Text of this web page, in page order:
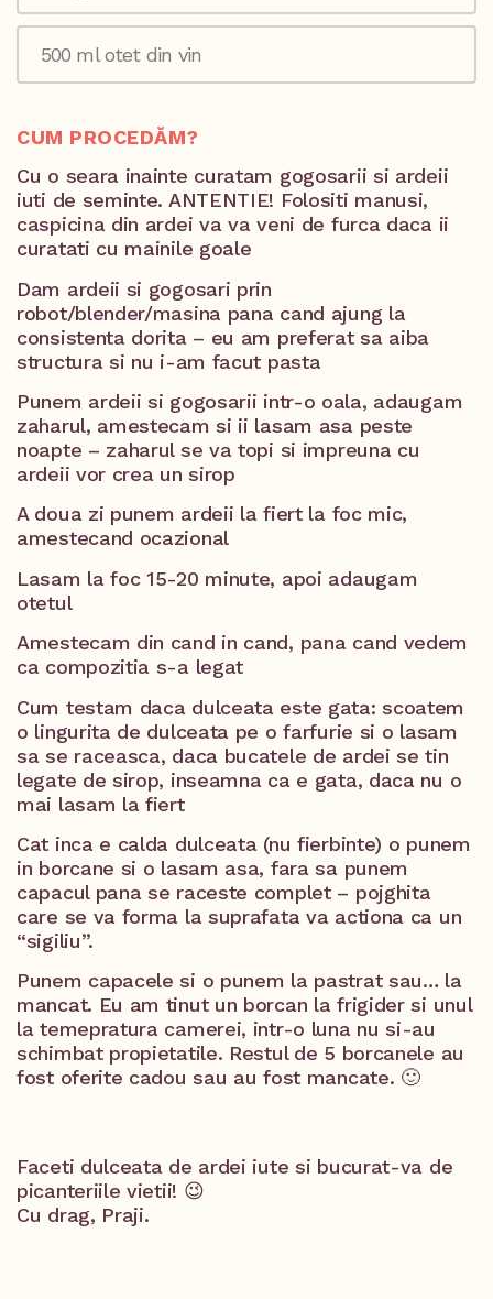
500 ml otet din vin
CUM PROCEDĂM?
Cu o seara inainte curatam gogosarii si ardeii
iuti de seminte. ANTENTIE! Folositi manusi,
caspicina din ardei va va veni de furca daca ii
curatati cu mainile goale
Dam ardeii si gogosari prin
robot/blender/masina pana cand ajung la
consistenta dorita – eu am preferat sa aiba
structura si nu i-am facut pasta
Punem ardeii si gogosarii intr-o oala, adaugam
zaharul, amestecam si ii lasam asa peste
noapte – zaharul se va topi si impreuna cu
ardeii vor crea un sirop
A doua zi punem ardeii la fiert la foc mic,
amestecand ocazional
Lasam la foc 15-20 minute, apoi adaugam
otetul
Amestecam din cand in cand, pana cand vedem
ca compozitia s-a legat
Cum testam daca dulceata este gata: scoatem
o lingurita de dulceata pe o farfurie si o lasam
sa se raceasca, daca bucatele de ardei se tin
legate de sirop, inseamna ca e gata, daca nu o
mai lasam la fiert
Cat inca e calda dulceata (nu fierbinte) o punem
in borcane si o lasam asa, fara sa punem
capacul pana se raceste complet – pojghita
care se va forma la suprafata va actiona ca un
“sigiliu”.
Punem capacele si o punem la pastrat sau… la
mancat. Eu am tinut un borcan la frigider si unul
la temepratura camerei, intr-o luna nu si-au
schimbat propietatile. Restul de 5 borcanele au
fost oferite cadou sau au fost mancate. 🙂
Faceti dulceata de ardei iute si bucurat-va de
picanteriile vietii! 😉
Cu drag, Praji.